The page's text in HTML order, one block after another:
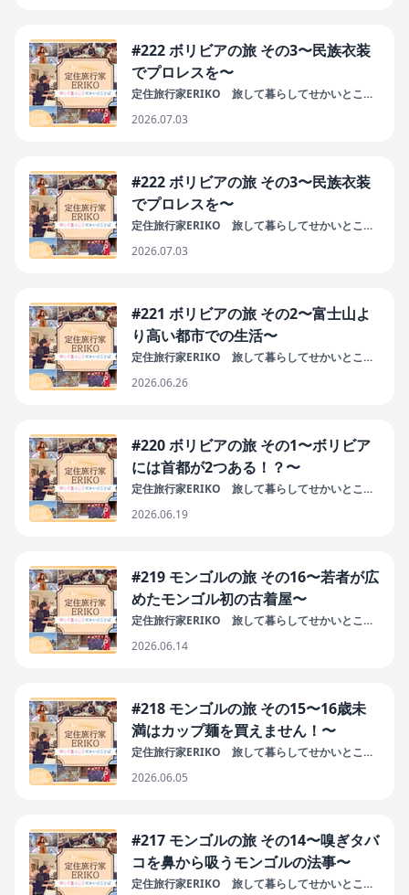
#222 ボリビアの旅 その3〜民族衣装
でプロレスを〜
定住旅行家ERIKO 旅して暮らしてせかいとこと
2026.07.03
#222 ボリビアの旅 その3〜民族衣装
でプロレスを〜
定住旅行家ERIKO 旅して暮らしてせかいとこと
2026.07.03
#221 ボリビアの旅 その2〜富士山よ
り高い都市での生活〜
定住旅行家ERIKO 旅して暮らしてせかいとこと
2026.06.26
#220 ボリビアの旅 その1〜ボリビア
には首都が2つある！？〜
定住旅行家ERIKO 旅して暮らしてせかいとこと
2026.06.19
#219 モンゴルの旅 その16〜若者が広
めたモンゴル初の古着屋〜
定住旅行家ERIKO 旅して暮らしてせかいとこと
2026.06.14
#218 モンゴルの旅 その15〜16歳未
満はカップ麺を買えません！〜
定住旅行家ERIKO 旅して暮らしてせかいとこと
2026.06.05
#217 モンゴルの旅 その14〜嗅ぎタバ
コを鼻から吸うモンゴルの法事〜
定住旅行家ERIKO 旅して暮らしてせかいとこと